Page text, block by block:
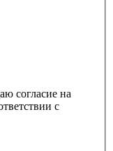
согласие на
с